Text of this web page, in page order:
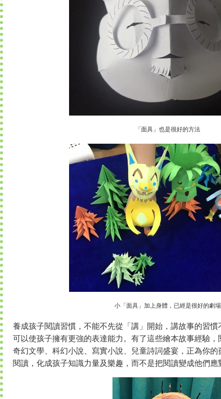
「面具」也是很好的方法
小「面具」加上身體，已經是很好的劇場
養成孩子閱讀習慣，不能不先從「講」開始，講故事的習
可以使孩子擁有更強的表達能力。有了這些繪本故事經驗
奇幻文學、科幻小說、寫實小說、兒童詩詞盛宴，正為你
閱讀，化成孩子知識力量及樂趣，而不是把閱讀變成他們